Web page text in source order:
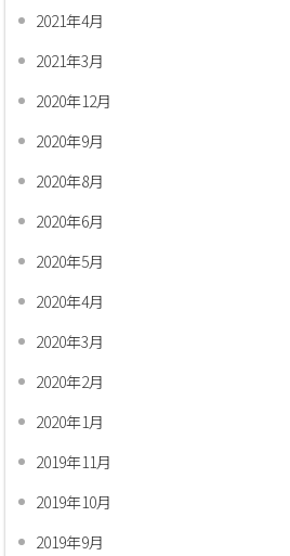
2021年4月
2021年3月
2020年12月
2020年9月
2020年8月
2020年6月
2020年5月
2020年4月
2020年3月
2020年2月
2020年1月
2019年11月
2019年10月
2019年9月